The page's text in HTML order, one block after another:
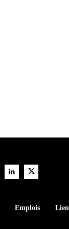
Emplois